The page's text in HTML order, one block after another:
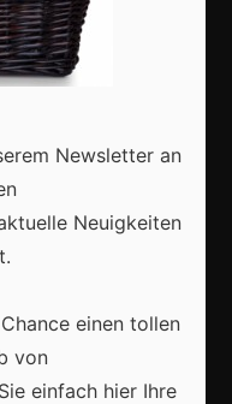
Newsletter an
Neuigkeiten
einen tollen
von
einfach hier Ihre